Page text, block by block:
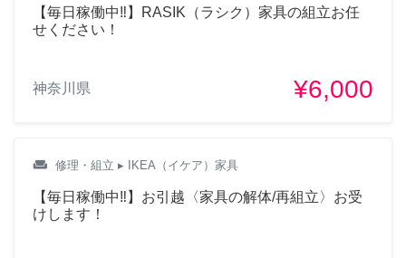
【毎日稼働中‼︎】RASIK（ラシク）家具の組立お任
せください！
神奈川県 ¥6,000
weekend 修理・組立 ▸ IKEA（イケア）家具
【毎日稼働中‼︎】お引越〈家具の解体/再組立〉お受
けします！